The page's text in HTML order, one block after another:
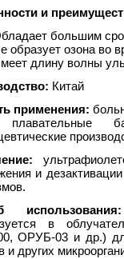
и
большим
образует озона во
длину волны
Китай
применения:
и
использования:
в
ОРУБ-03 и др.)
и других